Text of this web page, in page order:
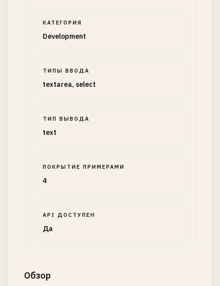
КАТЕГОРИЯ
Development
ТИПЫ ВВОДА
textarea, select
ТИП ВЫВОДА
text
ПОКРЫТИЕ ПРИМЕРАМИ
4
API ДОСТУПЕН
Да
Обзор